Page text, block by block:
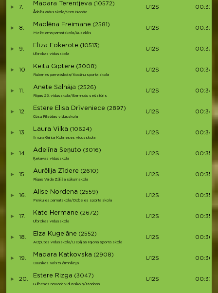
7.
Madara Terentjeva (10572)
Ādažu vidusskola/Sten Nordic
U12S
8.
Madlēna Freimane (2581)
Mežciema pamatskola/Auseklis
U12S
9.
Elīza Fokerote (10513)
Ulbrokas vidusskola
U12S
10.
Keita Giptere (3008)
Rubenes pamatskola/Kocēnu sporta skola
U12S
11.
Anete Salnāja (2526)
Rīgas 25. vidusskola/Bermudu sešstūris
U12S
12.
Estere Elisa Drīveniece (2897)
Cēsu Pilsētas vidusskola
U12S
13.
Laura Vilka (10624)
Ilmāra Gaiša Kokneses vidusskola
U12S
14.
Adelīna Seņuto (3016)
Ķekavas vidusskola
U12S
15.
Aurēlija Zīdere (2610)
Rīgas Valda Zālīša sākumskola
U12S
16.
Alise Nordena (2559)
Penkules pamatskola/Dobeles sporta skola
U12S
17.
Kate Hermane (2672)
Ulbrokas vidusskola
U12S
18.
Elza Kugelāne (2552)
Aizputes vidusskola/Liepājas rajona sporta skola
U12S
19.
Madara Katkovska (2908)
Bauskas Valsts ģimnāzija
U12S
20.
Estere Rizga (3047)
Gulbenes novada vidusskola/Madona
U12S